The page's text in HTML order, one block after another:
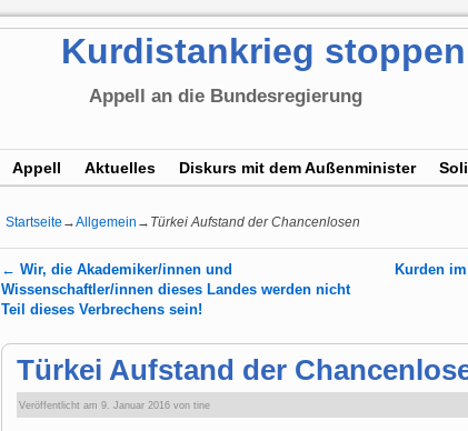
Kurdistankrieg stoppen
Appell an die Bundesregierung
Appell Aktuelles Diskurs mit dem Außenminister
Startseite →Allgemein → Türkei Aufstand der Chancenlosen
Artikelnavigation
← Wir, die Akademiker/innen und
Wissenschaftler/innen dieses Landes werden nicht
Teil dieses Verbrechens sein!
Kurden
Türkei Aufstand der
Veröffentlicht am9. Januar 2016 vontine